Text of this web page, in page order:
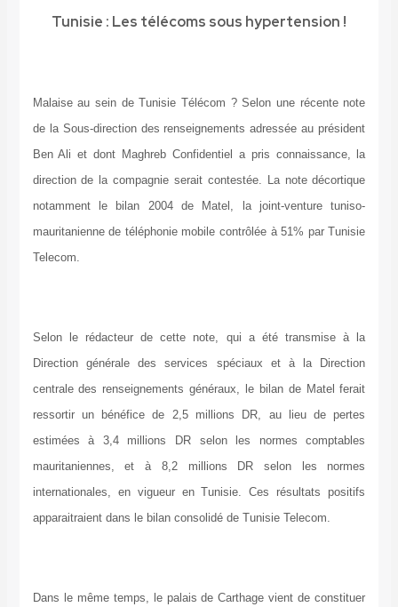
Tunisie : Les télécoms sous hypertension !
Malaise au sein de Tunisie Télécom ? Selon une récente note
de la Sous-direction des renseignements adressée au président
Ben Ali et dont Maghreb Confidentiel a pris connaissance, la
direction de la compagnie serait contestée. La note décortique
notamment le bilan 2004 de Matel, la joint-venture tuniso-
mauritanienne de téléphonie mobile contrôlée à 51% par Tunisie
Telecom.
Selon le rédacteur de cette note, qui a été transmise à la
Direction générale des services spéciaux et à la Direction
centrale des renseignements généraux, le bilan de Matel ferait
ressortir un bénéfice de 2,5 millions DR, au lieu de pertes
estimées à 3,4 millions DR selon les normes comptables
mauritaniennes, et à 8,2 millions DR selon les normes
internationales, en vigueur en Tunisie. Ces résultats positifs
apparaitraient dans le bilan consolidé de Tunisie Telecom.
Dans le même temps, le palais de Carthage vient de constituer